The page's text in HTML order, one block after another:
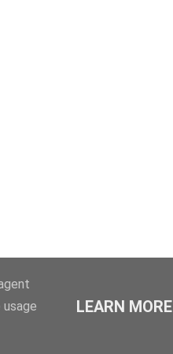
LEARN MORE